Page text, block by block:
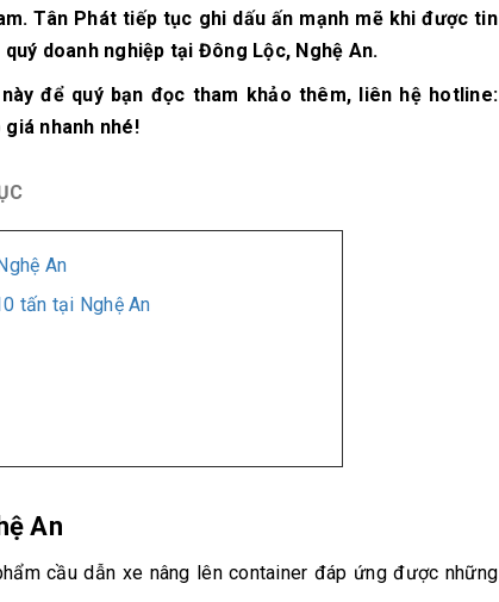
Tân Phát tiếp tục ghi dấu ấn mạnh mẽ khi được tin
doanh nghiệp tại Đông Lộc, Nghệ An.
để quý bạn đọc tham khảo thêm, liên hệ hotline:
nhanh nhé!
An
tấn tại Nghệ An
An
cầu dẫn xe nâng lên container đáp ứng được những